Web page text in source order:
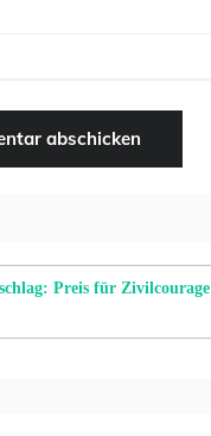
Preis für Zivilcourage